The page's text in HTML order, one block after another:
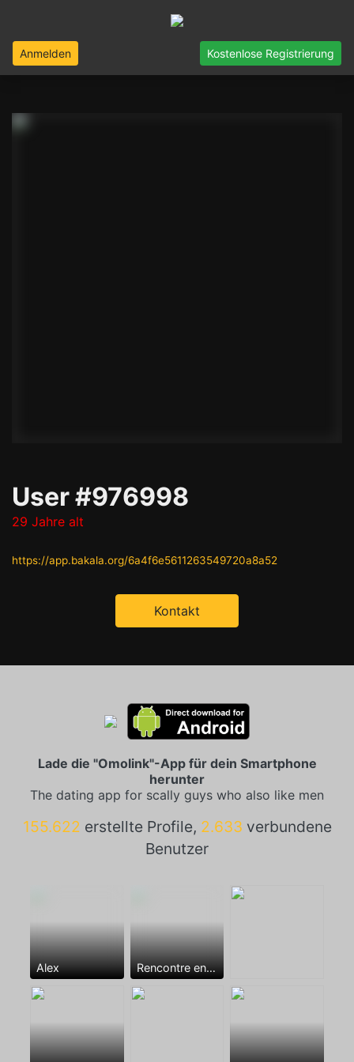
Anmelden Kostenlose Registrierung
User #976998
29 Jahre alt
https://app.bakala.org/6a4f6e5611263549720a8a52
Kontakt
Lade die "Omolink"-App für dein Smartphone
herunter
The dating app for scally guys who also like men
155.622 erstellte Profile, 2.633 verbundene
Benutzer
Alex Rencontre entre mecs